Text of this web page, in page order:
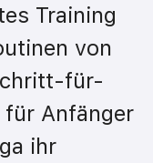
Training
von
für-
Anfänger
ihr